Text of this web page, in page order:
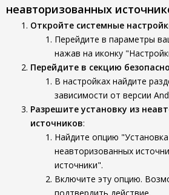
неавторизованных
Откройте системные
Перейдите в параметры
нажав на иконку
Перейдите в секцию
В настройках найдите
зависимости от версии
Разрешите установку из
источников:
Найдите опцию
неавторизованных
источники".
Включите эту опцию.